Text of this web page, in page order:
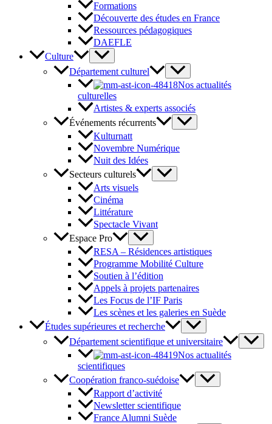
Formations
Découverte des études en France
Ressources pédagogiques
DAEFLE
Culture
Département culturel
Nos actualités
culturelles
Artistes & experts associés
Événements récurrents
Kulturnatt
Novembre Numérique
Nuit des Idées
Secteurs culturels
Arts visuels
Cinéma
Littérature
Spectacle Vivant
Espace Pro
RESA – Résidences artistiques
Programme Mobilité Culture
Soutien à l’édition
Appels à projets partenaires
Les Focus de l’IF Paris
Les scènes et les galeries en Suède
Études supérieures et recherche
Département scientifique et universitaire
Nos actualités
scientifiques
Coopération franco-suédoise
Rapport d’activité
Newsletter scientifique
France Alumni Suède